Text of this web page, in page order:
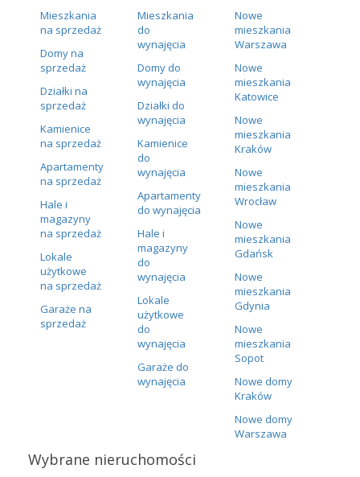
Mieszkania
na sprzedaż
Domy na
sprzedaż
Działki na
sprzedaż
Kamienice
na sprzedaż
Apartamenty
na sprzedaż
Hale i
magazyny
na sprzedaż
Lokale
użytkowe
na sprzedaż
Garaże na
sprzedaż
Mieszkania
do
wynajęcia
Domy do
wynajęcia
Działki do
wynajęcia
Kamienice
do
wynajęcia
Apartamenty
do wynajęcia
Hale i
magazyny
do
wynajęcia
Lokale
użytkowe
do
wynajęcia
Garaże do
wynajęcia
Nowe
mieszkania
Warszawa
Nowe
mieszkania
Katowice
Nowe
mieszkania
Kraków
Nowe
mieszkania
Wrocław
Nowe
mieszkania
Gdańsk
Nowe
mieszkania
Gdynia
Nowe
mieszkania
Sopot
Nowe domy
Kraków
Nowe domy
Warszawa
Wybrane nieruchomości